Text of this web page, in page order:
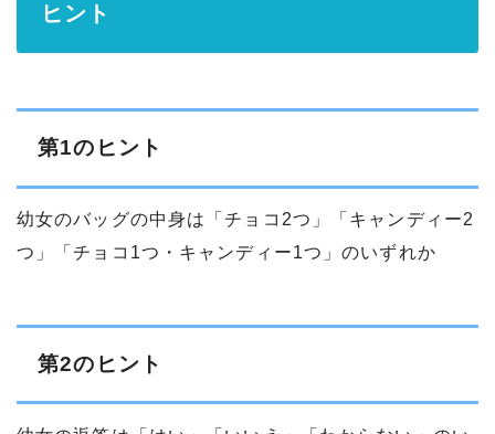
ヒント
第1のヒント
幼女のバッグの中身は「チョコ2つ」「キャンディー2
つ」「チョコ1つ・キャンディー1つ」のいずれか
第2のヒント